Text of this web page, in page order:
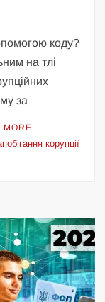
коду?
на тлі
за
MORE
корупції